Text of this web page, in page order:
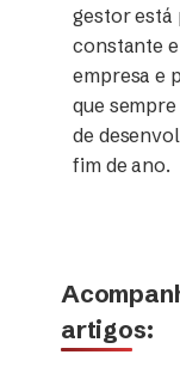
gestor está
constante
empresa e
que
de
fim de ano.
artigos: